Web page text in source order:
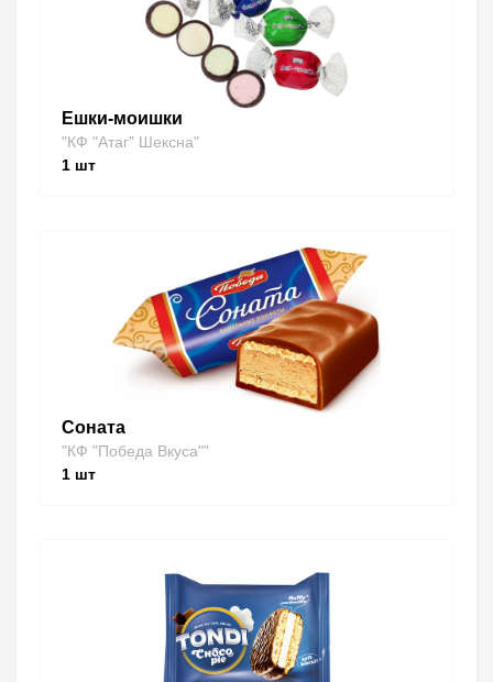
Ешки-моишки
"КФ "Атаг" Шексна"
1 шт
Соната
"КФ "Победа Вкуса""
1 шт